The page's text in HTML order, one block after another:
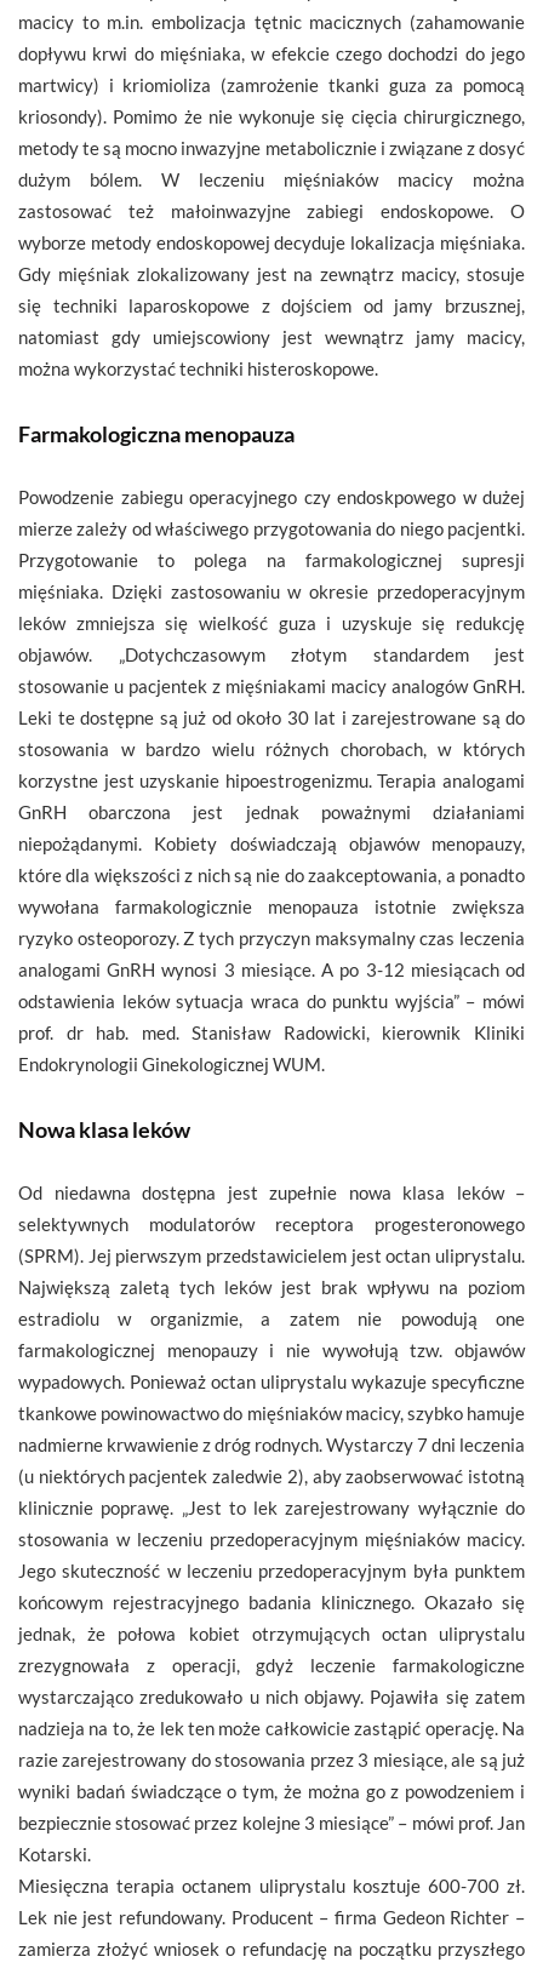
macicy to m.in. embolizacja tętnic macicznych (zahamowanie
dopływu krwi do mięśniaka, w efekcie czego dochodzi do jego
martwicy) i kriomioliza (zamrożenie tkanki guza za pomocą
kriosondy). Pomimo że nie wykonuje się cięcia chirurgicznego,
metody te są mocno inwazyjne metabolicznie i związane z dosyć
dużym bólem. W leczeniu mięśniaków macicy można
zastosować też małoinwazyjne zabiegi endoskopowe. O
wyborze metody endoskopowej decyduje lokalizacja mięśniaka.
Gdy mięśniak zlokalizowany jest na zewnątrz macicy, stosuje
się techniki laparoskopowe z dojściem od jamy brzusznej,
natomiast gdy umiejscowiony jest wewnątrz jamy macicy,
można wykorzystać techniki histeroskopowe.
Farmakologiczna menopauza
Powodzenie zabiegu operacyjnego czy endoskpowego w dużej
mierze zależy od właściwego przygotowania do niego pacjentki.
Przygotowanie to polega na farmakologicznej supresji
mięśniaka. Dzięki zastosowaniu w okresie przedoperacyjnym
leków zmniejsza się wielkość guza i uzyskuje się redukcję
objawów. „Dotychczasowym złotym standardem jest
stosowanie u pacjentek z mięśniakami macicy analogów GnRH.
Leki te dostępne są już od około 30 lat i zarejestrowane są do
stosowania w bardzo wielu różnych chorobach, w których
korzystne jest uzyskanie hipoestrogenizmu. Terapia analogami
GnRH obarczona jest jednak poważnymi działaniami
niepożądanymi. Kobiety doświadczają objawów menopauzy,
które dla większości z nich są nie do zaakceptowania, a ponadto
wywołana farmakologicznie menopauza istotnie zwiększa
ryzyko osteoporozy. Z tych przyczyn maksymalny czas leczenia
analogami GnRH wynosi 3 miesiące. A po 3-12 miesiącach od
odstawienia leków sytuacja wraca do punktu wyjścia” – mówi
prof. dr hab. med. Stanisław Radowicki, kierownik Kliniki
Endokrynologii Ginekologicznej WUM.
Nowa klasa leków
Od niedawna dostępna jest zupełnie nowa klasa leków –
selektywnych modulatorów receptora progesteronowego
(SPRM). Jej pierwszym przedstawicielem jest octan uliprystalu.
Największą zaletą tych leków jest brak wpływu na poziom
estradiolu w organizmie, a zatem nie powodują one
farmakologicznej menopauzy i nie wywołują tzw. objawów
wypadowych. Ponieważ octan uliprystalu wykazuje specyficzne
tkankowe powinowactwo do mięśniaków macicy, szybko hamuje
nadmierne krwawienie z dróg rodnych. Wystarczy 7 dni leczenia
(u niektórych pacjentek zaledwie 2), aby zaobserwować istotną
klinicznie poprawę. „Jest to lek zarejestrowany wyłącznie do
stosowania w leczeniu przedoperacyjnym mięśniaków macicy.
Jego skuteczność w leczeniu przedoperacyjnym była punktem
końcowym rejestracyjnego badania klinicznego. Okazało się
jednak, że połowa kobiet otrzymujących octan uliprystalu
zrezygnowała z operacji, gdyż leczenie farmakologiczne
wystarczająco zredukowało u nich objawy. Pojawiła się zatem
nadzieja na to, że lek ten może całkowicie zastąpić operację. Na
razie zarejestrowany do stosowania przez 3 miesiące, ale są już
wyniki badań świadczące o tym, że można go z powodzeniem i
bezpiecznie stosować przez kolejne 3 miesiące” – mówi prof. Jan
Kotarski.
Miesięczna terapia octanem uliprystalu kosztuje 600-700 zł.
Lek nie jest refundowany. Producent – firma Gedeon Richter –
zamierza złożyć wniosek o refundację na początku przyszłego